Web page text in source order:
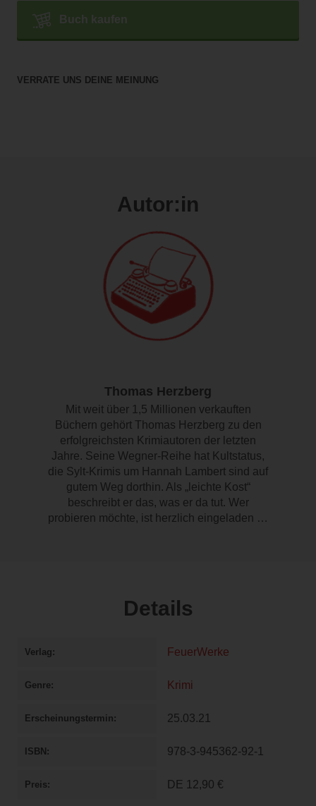
Buch kaufen
VERRATE UNS DEINE MEINUNG
Autor:in
Thomas Herzberg
Mit weit über 1,5 Millionen verkauften
Büchern gehört Thomas Herzberg zu den
erfolgreichsten Krimiautoren der letzten
Jahre. Seine Wegner-Reihe hat Kultstatus,
die Sylt-Krimis um Hannah Lambert sind auf
gutem Weg dorthin. Als „leichte Kost“
beschreibt er das, was er da tut. Wer
probieren möchte, ist herzlich eingeladen …
Details
Verlag FeuerWerke
Genre Krimi
Erscheinungstermin 25.03.21
ISBN 978-3-945362-92-1
Preis DE 12,90 €